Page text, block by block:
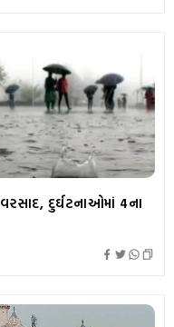
દુર્ઘટનાઓમાં 4ના